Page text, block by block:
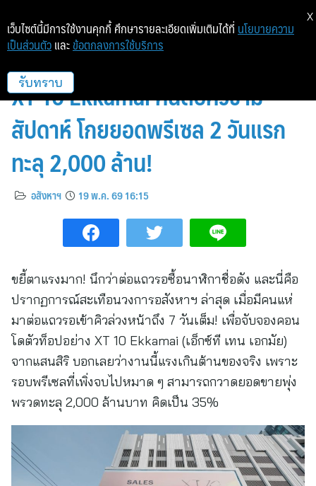
แรงเกินต้าน! แสนสิริทุบสถิติใหม่
XT 10 Ekkamai คนต่อคิวข้าม
สัปดาห์ โกยยอดพรีเซล 2 วันแรก
ทะลุ 2,000 ล้าน!
อสังหาฯ 19 พ.ค. 69 16:15
ขยี้ตาแรงมาก! นึกว่าต่อแถวรอซื้อนาฬิกาชื่อดัง และนี่คือ
ปรากฏการณ์สะเทือนวงการอสังหาฯ ล่าสุด เมื่อมีคนแห่
มาต่อแถวรอเข้าคิวล่วงหน้าถึง 7 วันเต็ม! เพื่อจับจองคอน
โดตัวท็อปอย่าง XT 10 Ekkamai (เอ็กซ์ที เทน เอกมัย)
จากแสนสิริ บอกเลยว่างานนี้แรงเกินต้านของจริง เพราะ
รอบพรีเซลที่เพิ่งจบไปหมาด ๆ สามารถกวาดยอดขายพุ่ง
พรวดทะลุ 2,000 ล้านบาท คิดเป็น 35%
เว็บไซต์นี้มีการใช้งานคุกกี้ ศึกษารายละเอียดเพิ่มเติมได้ที่ นโยบายความ
เป็นส่วนตัว และ ข้อตกลงการใช้บริการ
รับทราบ
X